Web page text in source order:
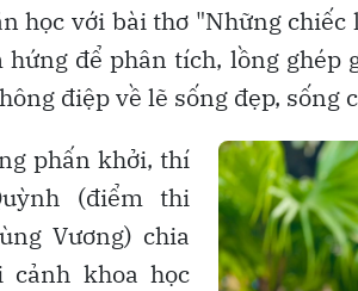
học với bài thơ "Những
để phân tích, lồng ghép
điệp về lẽ sống đẹp, sống
phấn khởi, thí
(điểm thi
Vương) chia
cảnh khoa học